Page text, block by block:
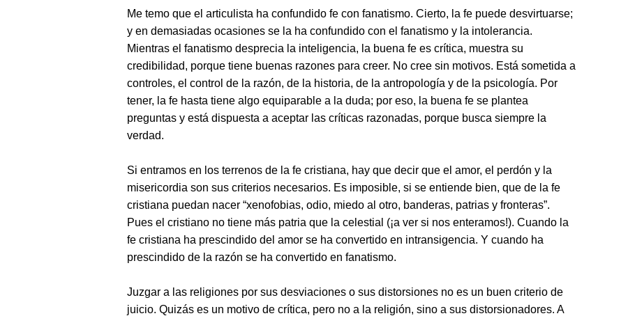
Me temo que el articulista ha confundido fe con fanatismo. Cierto, la fe puede desvirtuarse;
y en demasiadas ocasiones se la ha confundido con el fanatismo y la intolerancia.
Mientras el fanatismo desprecia la inteligencia, la buena fe es crítica, muestra su
credibilidad, porque tiene buenas razones para creer. No cree sin motivos. Está sometida a
controles, el control de la razón, de la historia, de la antropología y de la psicología. Por
tener, la fe hasta tiene algo equiparable a la duda; por eso, la buena fe se plantea
preguntas y está dispuesta a aceptar las críticas razonadas, porque busca siempre la
verdad.
Si entramos en los terrenos de la fe cristiana, hay que decir que el amor, el perdón y la
misericordia son sus criterios necesarios. Es imposible, si se entiende bien, que de la fe
cristiana puedan nacer “xenofobias, odio, miedo al otro, banderas, patrias y fronteras”.
Pues el cristiano no tiene más patria que la celestial (¡a ver si nos enteramos!). Cuando la
fe cristiana ha prescindido del amor se ha convertido en intransigencia. Y cuando ha
prescindido de la razón se ha convertido en fanatismo.
Juzgar a las religiones por sus desviaciones o sus distorsiones no es un buen criterio de
juicio. Quizás es un motivo de crítica, pero no a la religión, sino a sus distorsionadores. A